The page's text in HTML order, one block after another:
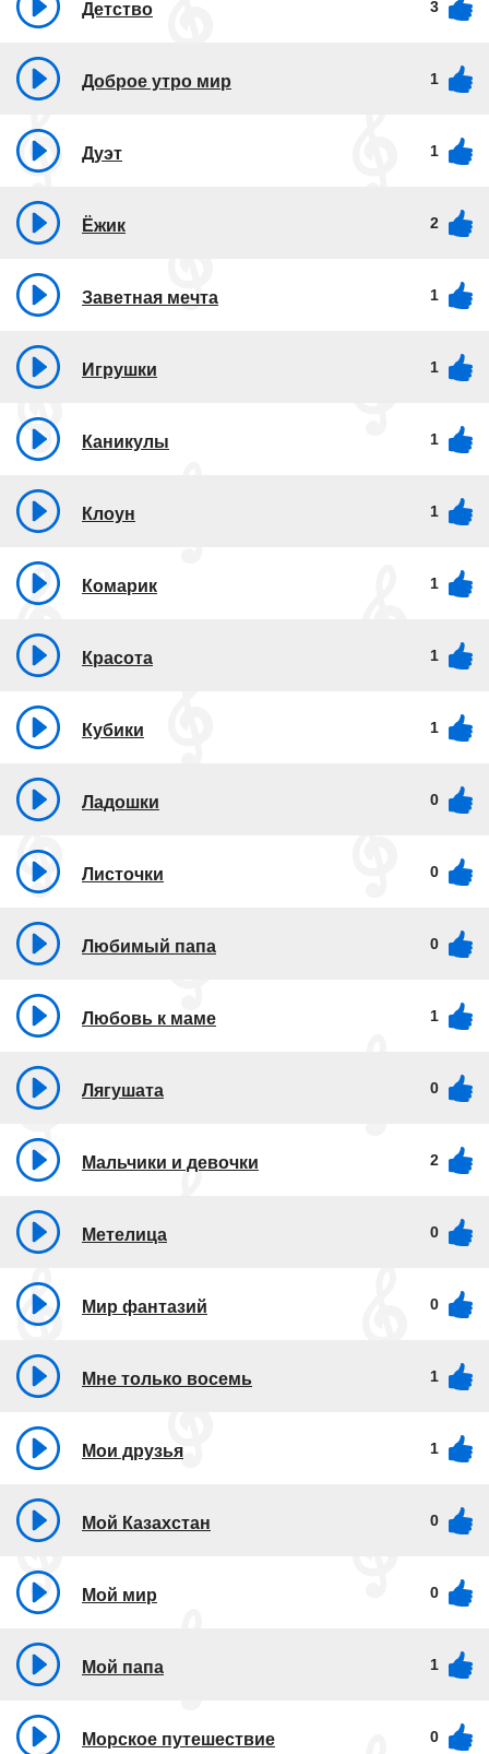
Детство 3
Доброе утро мир 1
Дуэт 1
Ёжик 2
Заветная мечта 1
Игрушки 1
Каникулы 1
Клоун 1
Комарик 1
Красота 1
Кубики 1
Ладошки 0
Листочки 0
Любимый папа 0
Любовь к маме 1
Лягушата 0
Мальчики и девочки 2
Метелица 0
Мир фантазий 0
Мне только восемь 1
Мои друзья 1
Мой Казахстан 0
Мой мир 0
Мой папа 1
Морское путешествие 0